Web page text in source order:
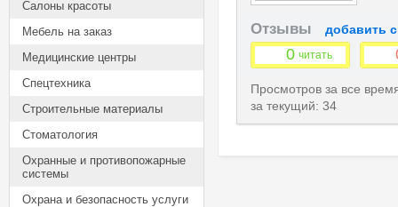
Салоны красоты
Мебель на заказ
Медицинские центры
Спецтехника
Строительные материалы
Стоматология
Охранные и противопожарные
системы
Охрана и безопасность услуги
Отзывы добавить
0 читать
Просмотров за все
за текущий: 34